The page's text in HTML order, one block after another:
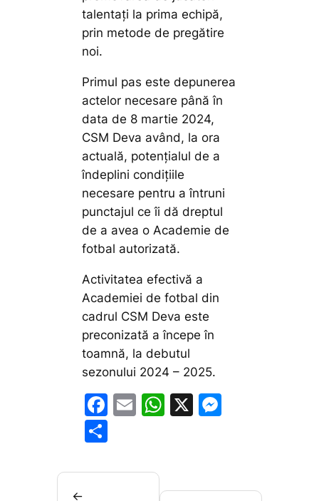
talentați la prima echipă,
prin metode de pregătire
noi.
Primul pas este depunerea
actelor necesare până în
data de 8 martie 2024,
CSM Deva având, la ora
actuală, potențialul de a
îndeplini condițiile
necesare pentru a întruni
punctajul ce îi dă dreptul
de a avea o Academie de
fotbal autorizată.
Activitatea efectivă a
Academiei de fotbal din
cadrul CSM Deva este
preconizată a începe în
toamnă, la debutul
sezonului 2024 – 2025.
F
e
E
l
W
A
X
e
ta
←